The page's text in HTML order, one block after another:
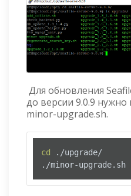
Для обновления
до версии 9.0.9 нужно
minor-upgrade.sh.
cd
./upgrade/
./minor-upgrade.sh